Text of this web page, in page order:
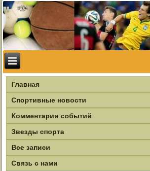
Главная
Спортивные новости
Комментарии событий
Звезды спорта
Все записи
Связь с нами